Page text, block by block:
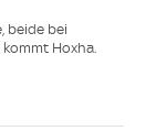
beide bei
Hoxha.